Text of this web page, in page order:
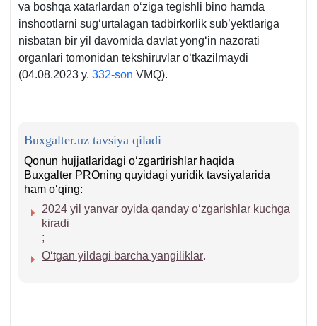
va boshqa хatarlardan oʻziga tegishli bino hamda
inshootlarni sugʻurtalagan tadbirkorlik sub’yektlariga
nisbatan bir yil davomida davlat yongʻin nazorati
organlari tomonidan tekshiruvlar oʻtkazilmaydi
(04.08.2023 y. 332-son VMQ).
Buxgalter.uz tavsiya qiladi
Qonun hujjatlaridagi oʻzgartirishlar haqida
Buxgalter PROning quyidagi yuridik tavsiyalarida
ham oʻqing:
2024 yil yanvar oyida qanday oʻzgarishlar kuchga
kiradi
;
Oʻtgan yildagi barcha yangiliklar.